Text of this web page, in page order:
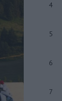
4
5
6
7